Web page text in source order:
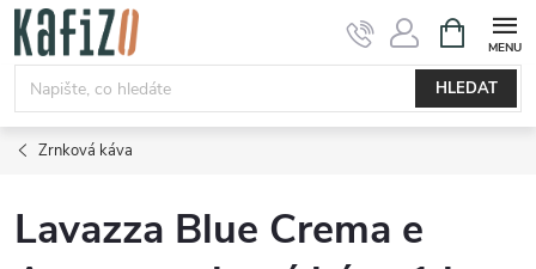
Přejít
obsah
HLEDAT
NÁKUPNÍ
KOŠÍK
Zrnková káva
Lavazza Blue Crema e